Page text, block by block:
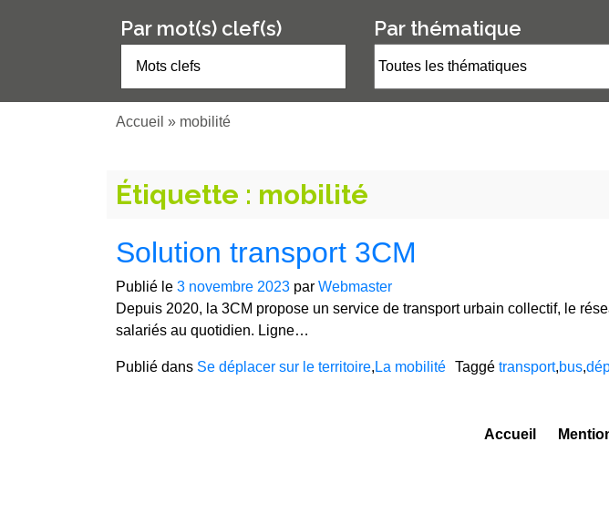
Par mot(s) clef(s) Par thématique
Accueil » mobilité
Étiquette : mobilité
Solution transport 3CM
Publié le 3 novembre 2023 par Webmaster
Depuis 2020, la 3CM propose un service de transport urbain collectif, le
salariés au quotidien. Ligne…
Publié dans Se déplacer sur le territoire, La mobilité Taggé transport,bus,
Accueil